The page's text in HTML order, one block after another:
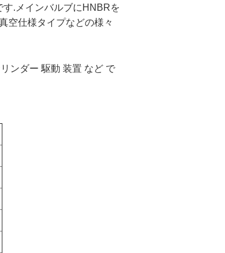
.メインバルブにHNBRを
空仕様タイプなどの様々
ンダー 駆動 装置 など で